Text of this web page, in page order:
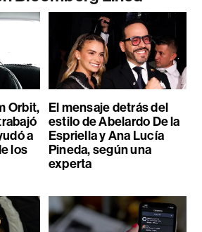
Orbit,
a
los
El mensaje detrás del
estilo de Abelardo De la
Espriella y Ana Lucía
Pineda, según una
experta